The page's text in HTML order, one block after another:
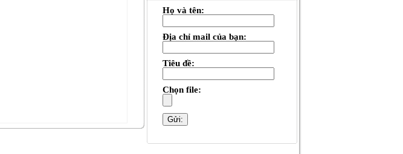
Họ và tên:
Địa chỉ mail của bạn:
Tiêu đề:
Chọn file: